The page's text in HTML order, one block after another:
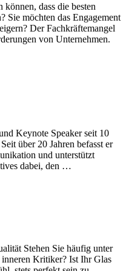
dass die besten
Sie möchten das Engagement
Der Fachkräftemangel
von Unternehmen.
Keynote Speaker seit 10
über 20 Jahren befasst er
und unterstützt
dabei, den …
Stehen Sie häufig unter
Kritiker? Ist Ihr Glas